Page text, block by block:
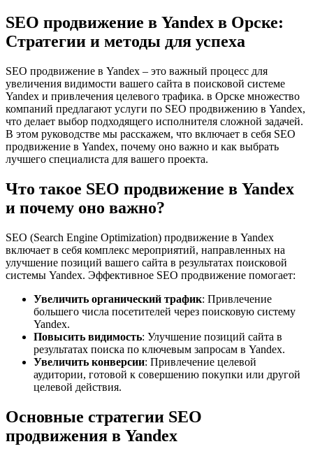
SEO продвижение в Yandex в Орске:
Стратегии и методы для успеха
SEO продвижение в Yandex – это важный процесс для
увеличения видимости вашего сайта в поисковой системе
Yandex и привлечения целевого трафика. в Орске множество
компаний предлагают услуги по SEO продвижению в Yandex,
что делает выбор подходящего исполнителя сложной задачей.
В этом руководстве мы расскажем, что включает в себя SEO
продвижение в Yandex, почему оно важно и как выбрать
лучшего специалиста для вашего проекта.
Что такое SEO продвижение в Yandex
и почему оно важно?
SEO (Search Engine Optimization) продвижение в Yandex
включает в себя комплекс мероприятий, направленных на
улучшение позиций вашего сайта в результатах поисковой
системы Yandex. Эффективное SEO продвижение помогает:
Увеличить органический трафик: Привлечение
большего числа посетителей через поисковую систему
Yandex.
Повысить видимость: Улучшение позиций сайта в
результатах поиска по ключевым запросам в Yandex.
Увеличить конверсии: Привлечение целевой
аудитории, готовой к совершению покупки или другой
целевой действия.
Основные стратегии SEO
продвижения в Yandex